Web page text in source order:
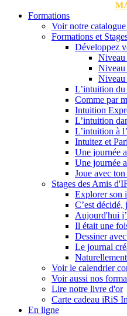
Formations
Voir notre
Formations et
Développez
Niveau
Niveau
Niveau
L’intuition du
Comme par
Intuition
L’intuition
L’intuition à
Intuitez et
Une journée
Une journée
Joue avec
Stages des Amis
Explorer son
C’est décidé,
Aujourd'hui
Il était une
Dessiner
Le journal
Voir le calendrier
Voir aussi nos
Lire notre livre d'or
Carte cadeau iRiS
En ligne